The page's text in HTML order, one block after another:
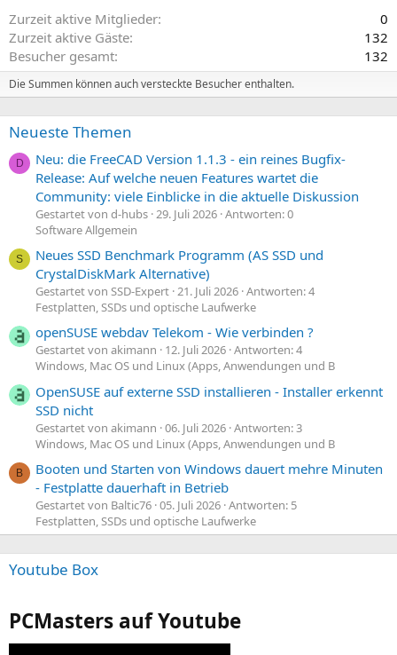
Zurzeit aktive Mitglieder
0
Zurzeit aktive Gäste
132
Besucher gesamt
132
Die Summen können auch versteckte Besucher enthalten.
Neueste Themen
D
Neu: die FreeCAD Version 1.1.3 - ein reines Bugfix-
Release: Auf welche neuen Features wartet die
Community: viele Einblicke in die aktuelle Diskussion
Gestartet von d-hubs 29. Juli 2026 Antworten: 0
Software Allgemein
S
Neues SSD Benchmark Programm (AS SSD und
CrystalDiskMark Alternative)
Gestartet von SSD-Expert 21. Juli 2026 Antworten: 4
Festplatten, SSDs und optische Laufwerke
openSUSE webdav Telekom - Wie verbinden ?
Gestartet von akimann 12. Juli 2026 Antworten: 4
Windows, Mac OS und Linux (Apps, Anwendungen und B
OpenSUSE auf externe SSD installieren - Installer erkennt
SSD nicht
Gestartet von akimann 06. Juli 2026 Antworten: 3
Windows, Mac OS und Linux (Apps, Anwendungen und B
B
Booten und Starten von Windows dauert mehre Minuten
- Festplatte dauerhaft in Betrieb
Gestartet von Baltic76 05. Juli 2026 Antworten: 5
Festplatten, SSDs und optische Laufwerke
Youtube Box
PCMasters auf Youtube